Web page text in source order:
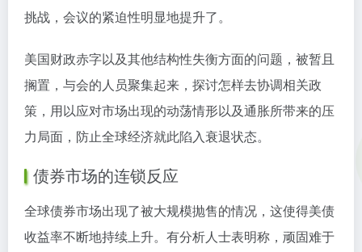
挑战，会议的紧迫性明显地提升了。
美国财政赤字以及其他结构性失衡方面的问题，被暂且
搁置，与会的人员聚集起来，探讨怎样去协调相关政
策，用以应对市场出现的动荡情形以及通胀所带来的压
力局面，防止全球经济就此陷入衰退状态。
债券市场的连锁反应
全球债券市场出现了被大规模抛售的情况，这使得美债
收益率不断地持续上升。有分析人士表明称，顽固难于